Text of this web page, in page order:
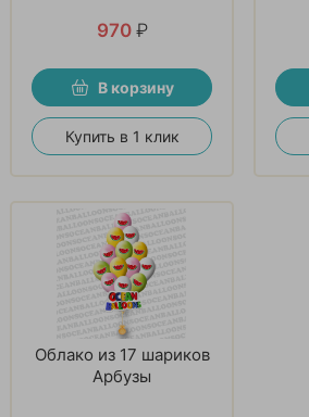
970 ₽
В корзину
Купить в 1 клик
Облако из 17 шариков
Арбузы